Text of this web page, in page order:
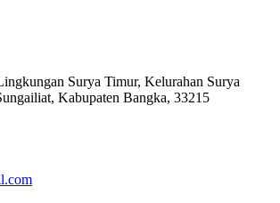
Surya Timur, Kelurahan Surya
Kabupaten Bangka, 33215